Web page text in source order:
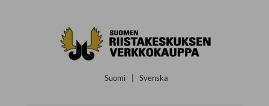
Suomi Svenska